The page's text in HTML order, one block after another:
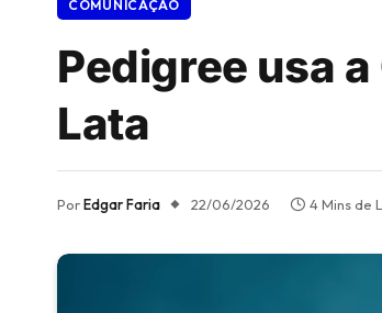
COMUNICAÇÃO
Pedigree usa
Lata
PorEdgar Faria 22/06/2026 4 Mins de